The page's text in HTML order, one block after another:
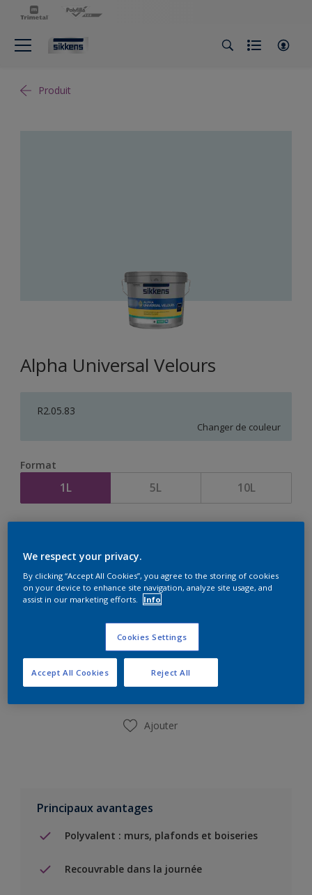
Produit
Alpha Universal Velours
R2.05.83
Changer de couleur
Format
1L 5L 10L
Ajouter à la liste d’achats
Trouver un magasin
Ajouter
Principaux avantages
Polyvalent : murs, plafonds et boiseries
Recouvrable dans la journée
We respect your privacy.
By clicking “Accept All Cookies”, you agree to the storing of cookies
on your device to enhance site navigation, analyze site usage, and
assist in our marketing efforts.
Info
Cookies Settings
Reject All
Accept All Cookies